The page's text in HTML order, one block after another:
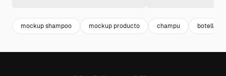
mockup shampoo mockup producto champu botella